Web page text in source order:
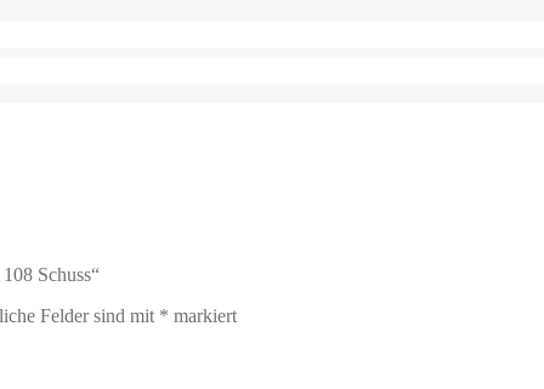
Schuss“
Felder sind mit * markiert